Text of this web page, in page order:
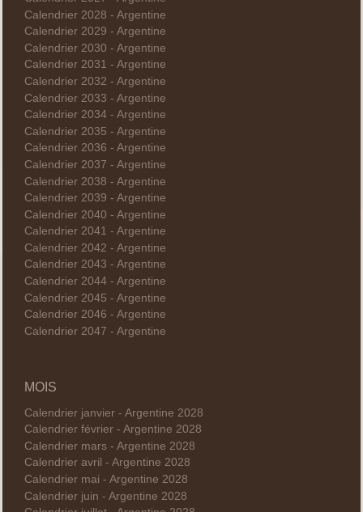
Calendrier 2028 - Argentine
Calendrier 2029 - Argentine
Calendrier 2030 - Argentine
Calendrier 2031 - Argentine
Calendrier 2032 - Argentine
Calendrier 2033 - Argentine
Calendrier 2034 - Argentine
Calendrier 2035 - Argentine
Calendrier 2036 - Argentine
Calendrier 2037 - Argentine
Calendrier 2038 - Argentine
Calendrier 2039 - Argentine
Calendrier 2040 - Argentine
Calendrier 2041 - Argentine
Calendrier 2042 - Argentine
Calendrier 2043 - Argentine
Calendrier 2044 - Argentine
Calendrier 2045 - Argentine
Calendrier 2046 - Argentine
Calendrier 2047 - Argentine
MOIS
Calendrier janvier - Argentine 2028
Calendrier février - Argentine 2028
Calendrier mars - Argentine 2028
Calendrier avril - Argentine 2028
Calendrier mai - Argentine 2028
Calendrier juin - Argentine 2028